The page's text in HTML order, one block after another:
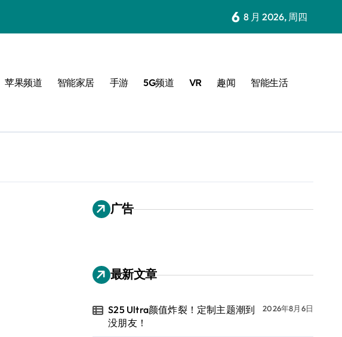
6 8 月 2026, 周四
苹果频道 智能家居 手游 5G频道 VR 趣闻 智能生活
广告
最新文章
S25 Ultra颜值炸裂！定制主题潮到
没朋友！
2026年8月6日